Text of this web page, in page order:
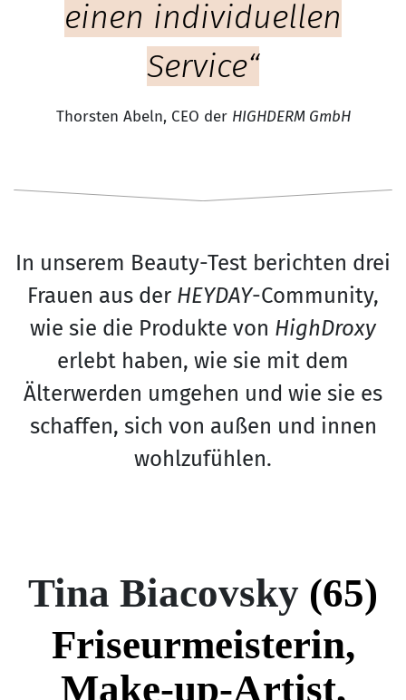
einen individuellen
Service“
Thorsten Abeln, CEO der HIGHDERM GmbH
In unserem Beauty-Test berichten drei
Frauen aus der HEYDAY-Community,
wie sie die Produkte von HighDroxy
erlebt haben, wie sie mit dem
Älterwerden umgehen und wie sie es
schaffen, sich von außen und innen
wohlzufühlen.
Tina Biacovsky (65)
Friseurmeisterin,
Make-up-Artist,